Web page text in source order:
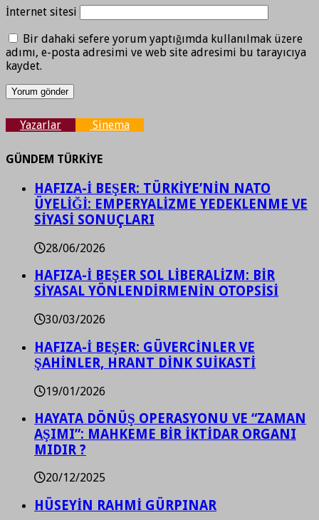
İnternet sitesi
Bir dahaki sefere yorum yaptığımda kullanılmak üzere
adımı, e-posta adresimi ve web site adresimi bu tarayıcıya
kaydet.
Yazarlar Sinema
GÜNDEM TÜRKİYE
HAFIZA-İ BEŞER: TÜRKİYE’NİN NATO
ÜYELİĞİ: EMPERYALİZME YEDEKLENME VE
SİYASİ SONUÇLARI
28/06/2026
HAFIZA-İ BEŞER SOL LİBERALİZM: BİR
SİYASAL YÖNLENDİRMENİN OTOPSİSİ
30/03/2026
HAFIZA-İ BEŞER: GÜVERCİNLER VE
ŞAHİNLER, HRANT DİNK SUİKASTİ
19/01/2026
HAYATA DÖNÜŞ OPERASYONU VE “ZAMAN
AŞIMI”: MAHKEME BİR İKTİDAR ORGANI
MIDIR ?
20/12/2025
HÜSEYİN RAHMİ GÜRPINAR